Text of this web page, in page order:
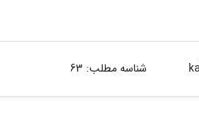
شناسه مطلب: 63